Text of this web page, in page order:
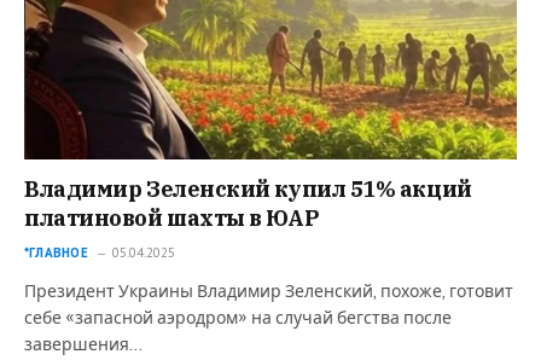
Владимир Зеленский купил 51% акций
платиновой шахты в ЮАР
*ГЛАВНОЕ 05.04.2025
Президент Украины Владимир Зеленский, похоже, готовит
себе «запасной аэродром» на случай бегства после
завершения…